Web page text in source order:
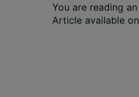
You are reading
Article available on